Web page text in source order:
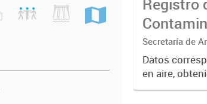
Registro
Secretaría de
Datos
en aire,
Las